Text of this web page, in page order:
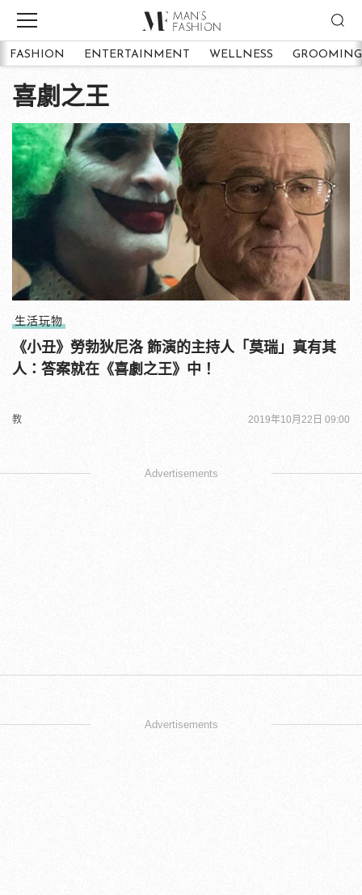
FASHION ENTERTAINMENT WELLNESS GROOMING
喜劇之王
生活玩物
《小丑》勞勃狄尼洛 飾演的主持人「莫瑞」真有其
人：答案就在《喜劇之王》中！
教 2019年10月22日 09:00
Advertisements
Advertisements